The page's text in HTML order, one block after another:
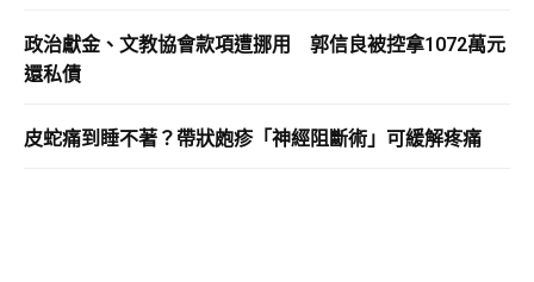
政治獻金、文教協會款項遭挪用 郭信良被控拿1072萬元
還私債
皮蛇痛到睡不著？帶狀皰疹「神經阻斷術」可緩解疼痛